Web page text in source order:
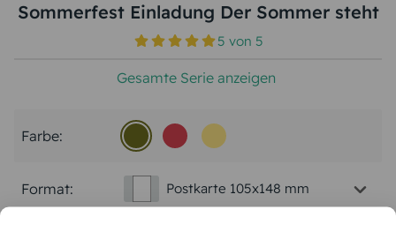
Sommerfest Einladung Der Sommer steht
5 von 5
Gesamte Serie anzeigen
Farbe:
Format: Postkarte 105x148 mm